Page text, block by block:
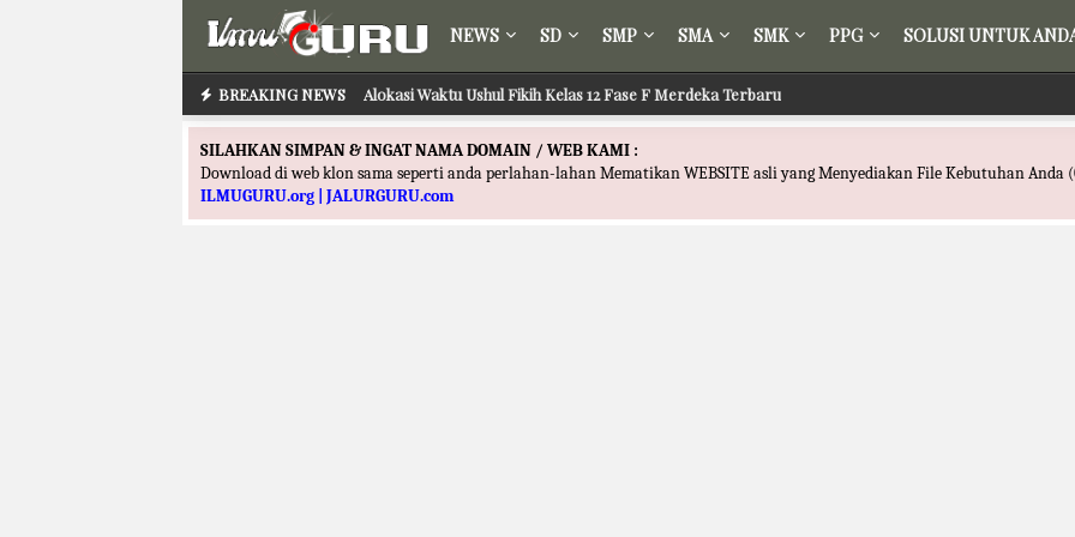
NEWS SD SMP SMA SMK PPG SOLUSI UNTUK
BREAKING NEWS Alokasi Waktu Ushul Fikih Kelas 12 Fase F Merdeka Terbaru
SILAHKAN SIMPAN & INGAT NAMA DOMAIN / WEB KAMI :
Download di web klon sama seperti anda perlahan-lahan Mematikan WEBSITE asli yang Menyediakan File Kebutuhan Anda
ILMUGURU.org | JALURGURU.com